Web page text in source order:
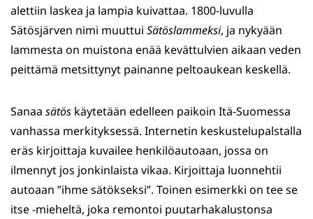
alettiin laskea ja lampia kuivattaa. 1800-luvulla
Sätösjärven nimi muuttui Sätöslammeksi, ja nykyään
lammesta on muistona enää kevättulvien aikaan veden
peittämä metsittynyt painanne peltoaukean keskellä.
Sanaa sätös käytetään edelleen paikoin Itä-Suomessa
vanhassa merkityksessä. Internetin keskustelupalstalla
eräs kirjoittaja kuvailee henkilöautoaan, jossa on
ilmennyt jos jonkinlaista vikaa. Kirjoittaja luonnehtii
autoaan ”ihme sätökseksi”. Toinen esimerkki on tee se
itse -mieheltä, joka remontoi puutarhakalustonsa